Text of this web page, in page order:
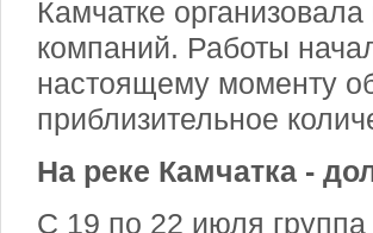
Камчатке
компаний. Работы
настоящему моменту
приблизительное
На реке Камчатка -
С 19 по 22 июля